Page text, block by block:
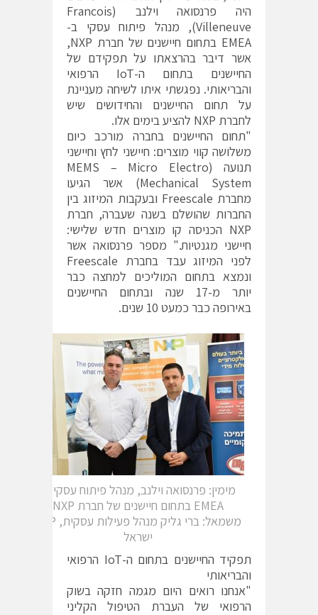
היה פרנסואה וילנב (Francois
Villeneuve), מנהל פיתוח עסקי ב-
EMEA בתחום חיישנים של חברת NXP,
אשר דיבר בהרצאתו על תפקידם של
החיישנים בתחום ה-IoT הרפואי
והבריאותי. נפגשתי איתו לשיחה מעניינת
על תחום החיישנים והחידושים שיש
לחברת NXP להציע בימים אלו.
"תחום החיישנים בחברה מורכב כיום
משלושה קווי מוצרים: חיישני לחץ וחיישני
תנועה (MEMS – Micro Electro
Mechanical System) אשר הגיעו
מחברת Freescale ובעקבות המיזוג בין
החברות שהושלם בשנה שעברה, חברת
NXP הכניסה קו מוצרים חדש שלישי:
חיישני מגנטיות." מספר פרנסואה אשר
לפני המיזוג עבד בחברת Freescale
ונמצא בתחום המוליכים למחצה כבר
יותר מ-17 שנה ובתחום החיישנים
באירופה כבר כמעט 10 שנים.
מימין: פרנסואה וילנב, מנהל פיתוח עסקי ב-
EMEA בתחום חיישנים של חברת NXP
משמאל: ברי גליק מנהל פעילות עסקית, NXP
ישראל
תפקיד החיישנים בתחום ה-IoT הרפואי
והבריאותי
"אנחנו רואים היום מגמה חזקה בשוק
הרפואי של העברת הטיפול הקליני